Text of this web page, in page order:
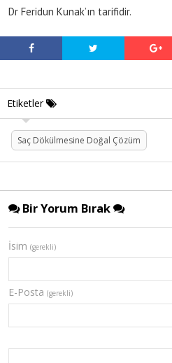
Dr Feridun Kunak’ın tarifidir.
Etiketler
Saç Dökülmesine Doğal Çözüm
Bir Yorum Bırak
İsim (gerekli)
E-Posta (gerekli)